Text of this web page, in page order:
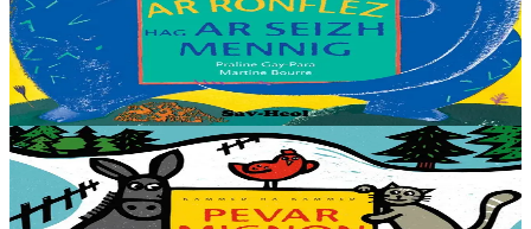
– Ma teu unan bennak da skeiñ ouzh an nor, na zigorit ket dezhañ !
Marteze e vo ar Roñflez, prest da lammat ganeoc’h ha da zebriñ
ac’hanoc’h, eme ar c’havr d’he mennedigoù....
Er stok9,00 €
2 vloaz hag ouzhpenn
Sav-heol
Pevar mignon e-touez an erc'h